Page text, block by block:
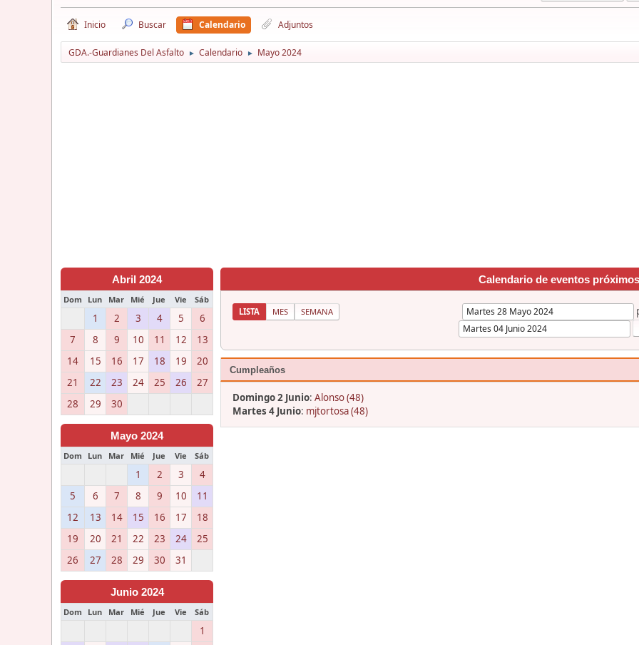
Inicio Buscar Calendario Adjuntos
GDA.-Guardianes Del Asfalto ► Calendario ► Mayo 2024
Abril 2024
Dom Lun Mar Mié Jue Vie Sáb
1 2 3 4 5
6
7
8 9 10 11 12
13
14
15 16 17 18 19
20
21
22 23 24 25 26
27
28
29 30
Mayo 2024
Dom Lun Mar Mié Jue Vie Sáb
1 2 3
4
5
6 7 8 9 10
11
12
13 14 15 16 17
18
19
20 21 22 23 24
25
26
27 28 29 30 31
Junio 2024
Dom Lun Mar Mié Jue Vie Sáb
1
Calendario de eventos próximos
LISTA MES SEMANA
Cumpleaños
Domingo 2 Junio: Alonso (48)
Martes 4 Junio: mjtortosa (48)